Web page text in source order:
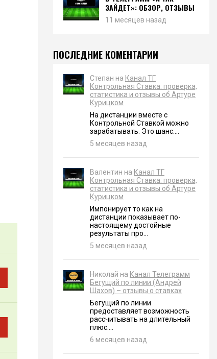
ЗАЙДЕТ»: ОБЗОР, ОТЗЫВЫ
11 месяцев назад
ПОСЛЕДНИЕ КОМЕНТАРИИ
Степан на Канал ТГ
Контрольная Ставка: проверка,
статистика и отзывы об Артуре
Курицком
На дистанции вместе с
Контрольной Ставкой можно
зарабатывать. Это шанс....
5 месяцев назад
Валентин на Канал ТГ
Контрольная Ставка: проверка,
статистика и отзывы об Артуре
Курицком
Импонирует то как на
дистанции показывает по-
настоящему достойные
результаты про...
5 месяцев назад
Николай на Канал Телеграмм
Бегущий по линии (Андрей
Шахов) – отзывы о ставках
Бегущий по линии
предоставляет возможность
рассчитывать на длительный
плюс....
6 месяцев назад